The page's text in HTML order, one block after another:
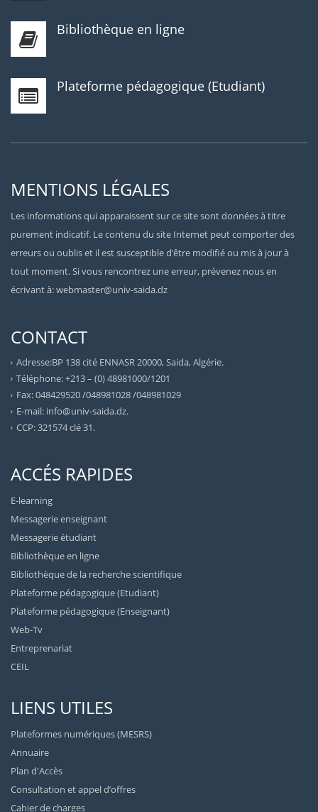
Bibliothèque en ligne
Plateforme pédagogique (Etudiant)
MENTIONS LÉGALES
Les informations qui apparaissent sur ce site sont données à titre
purement indicatif. Le contenu du site Internet peut comporter des
erreurs ou oublis et il est susceptible d’être modifié ou mis à jour à
tout moment. Si vous rencontrez une erreur, prévenez nous en
écrivant à: webmaster@univ-saida.dz
CONTACT
Adresse:BP 138 cité ENNASR 20000, Saida, Algérie.
Téléphone: +213 – (0) 48981000/1201
Fax: 048429520 /048981028 /048981029
E-mail: info@univ-saida.dz.
CCP: 321574 clé 31.
ACCÉS RAPIDES
E-learning
Messagerie enseignant
Messagerie étudiant
Bibliothèque en ligne
Bibliothèque de la recherche scientifique
Plateforme pédagogique (Etudiant)
Plateforme pédagogique (Enseignant)
Web-Tv
Entreprenariat
CEIL
LIENS UTILES
Plateformes numériques (MESRS)
Annuaire
Plan d'Accès
Consultation et appel d’offres
Cahier de charges